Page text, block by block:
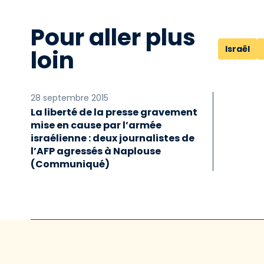
Pour aller plus
loin Israël
28 septembre 2015
La liberté de la presse gravement
mise en cause par l’armée
israélienne : deux journalistes de
l’AFP agressés à Naplouse
(Communiqué)